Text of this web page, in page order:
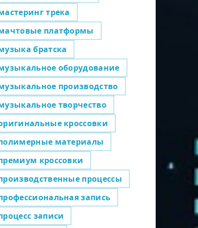
трека
платформы
братска
оборудование
производство
творчество
кроссовки
материалы
кроссовки
процессы
запись
записи